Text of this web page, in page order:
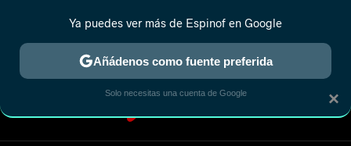
×
Ya puedes ver más de Espinof en Google
Añádenos como fuente preferida
Solo necesitas una cuenta de Google